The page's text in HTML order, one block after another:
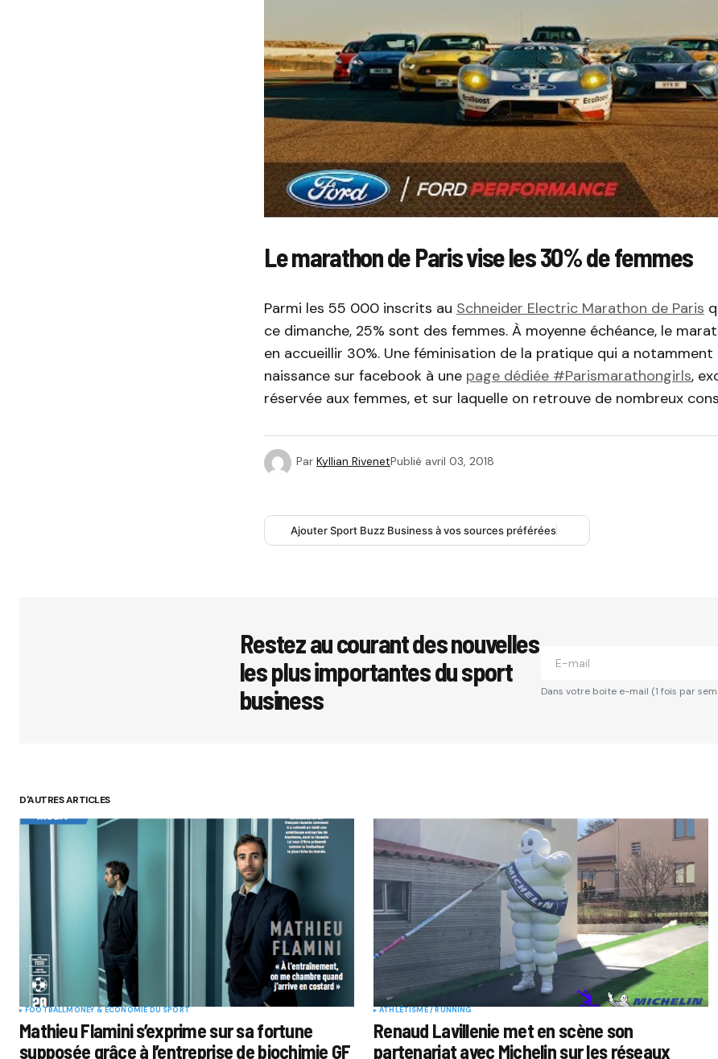
Le marathon de Paris vise les 30% de femmes
Parmi les 55 000 inscrits au Schneider Electric Marathon de Paris
ce dimanche, 25% sont des femmes. À moyenne échéance, le
en accueillir 30%. Une féminisation de la pratique qui a notamment
naissance sur facebook à une page dédiée #Parismarathongirls,
réservée aux femmes, et sur laquelle on retrouve de nombreux
Par Kyllian RivenetPublié avril 03, 2018
Ajouter Sport Buzz Business à vos sources préférées
Restez au courant des nouvelles
les plus importantes du sport
business
Dans votre boite e-mail (1 fois par
D'AUTRES ARTICLES
FOOTBALLMONEY & ÉCONOMIE DU SPORT
Mathieu Flamini s’exprime sur sa fortune
supposée grâce à l’entreprise de biochimie GF
ATHLÉTISME / RUNNING
Renaud Lavillenie met en scène son
partenariat avec Michelin sur les réseaux